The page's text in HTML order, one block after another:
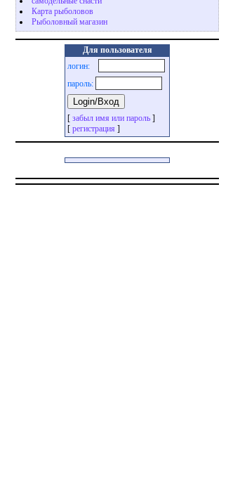
Карта рыболовов
Рыболовный магазин
Для пользователя
логин:
пароль:
[ забыл имя или пароль ]
[ регистрация ]